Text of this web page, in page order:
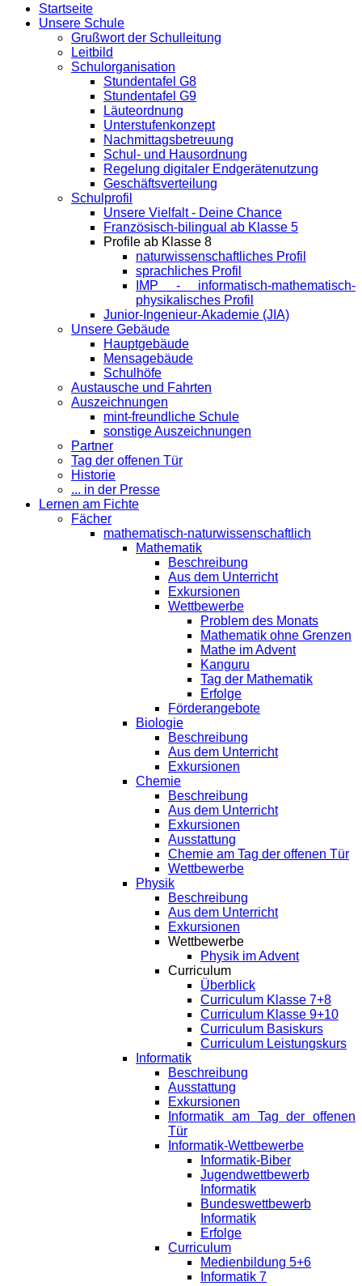
Startseite
Unsere Schule
Grußwort der Schulleitung
Leitbild
Schulorganisation
Stundentafel G8
Stundentafel G9
Läuteordnung
Unterstufenkonzept
Nachmittagsbetreuung
Schul- und Hausordnung
Regelung digitaler Endgeräte­nutzung
Geschäftsverteilung
Schulprofil
Unsere Vielfalt - Deine Chance
Französisch-bilingual ab Klasse 5
Profile ab Klasse 8
naturwissenschaftliches Profil
sprachliches Profil
IMP - informatisch-mathematisch-
physikalisches Profil
Junior-Ingenieur-Akademie (JIA)
Unsere Gebäude
Hauptgebäude
Mensagebäude
Schulhöfe
Austausche und Fahrten
Auszeichnungen
mint-freundliche Schule
sonstige Auszeichnungen
Partner
Tag der offenen Tür
Historie
... in der Presse
Lernen am Fichte
Fächer
mathematisch-naturwissenschaftlich
Mathematik
Beschreibung
Aus dem Unterricht
Exkursionen
Wettbewerbe
Problem des Monats
Mathematik ohne Grenzen
Mathe im Advent
Kanguru
Tag der Mathematik
Erfolge
Förderangebote
Biologie
Beschreibung
Aus dem Unterricht
Exkursionen
Chemie
Beschreibung
Aus dem Unterricht
Exkursionen
Ausstattung
Chemie am Tag der offenen Tür
Wettbewerbe
Physik
Beschreibung
Aus dem Unterricht
Exkursionen
Wettbewerbe
Physik im Advent
Curriculum
Überblick
Curriculum Klasse 7+8
Curriculum Klasse 9+10
Curriculum Basiskurs
Curriculum Leistungskurs
Informatik
Beschreibung
Ausstattung
Exkursionen
Informatik am Tag der offenen
Tür
Informatik-Wettbewerbe
Informatik-Biber
Jugendwettbewerb
Informatik
Bundeswettbewerb
Informatik
Erfolge
Curriculum
Medienbildung 5+6
Informatik 7